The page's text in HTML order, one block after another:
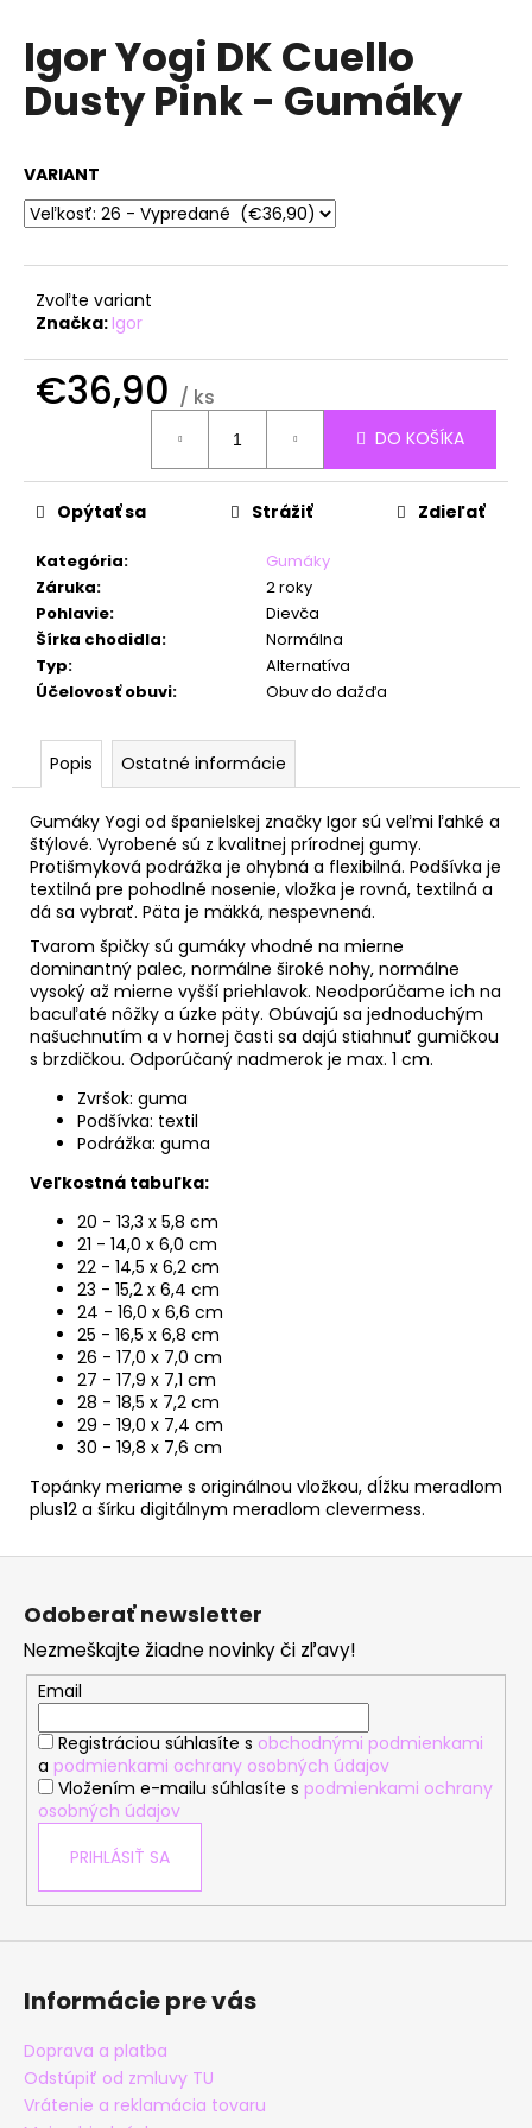
Igor Yogi DK Cuello
Dusty Pink - Gumáky
VARIANT
Zvoľte variant
Značka:Igor
€36,90 / ks
DO KOŠÍKA
Kategória:
Gumáky
Záruka:
2 roky
Pohlavie:
Dievča
Šírka chodidla:
Normálna
Typ:
Alternatíva
Účelovosť obuvi: Obuv do dažďa
Opýtať sa Strážiť Zdieľať
Popis Ostatné informácie
Gumáky Yogi od španielskej značky Igor sú veľmi ľahké a
štýlové. Vyrobené sú z kvalitnej prírodnej gumy.
Protišmyková podrážka je ohybná a flexibilná. Podšívka je
textilná pre pohodlné nosenie, vložka je rovná, textilná a
dá sa vybrať. Päta je mäkká, nespevnená.
Tvarom špičky sú gumáky vhodné na mierne
dominantný palec, normálne široké nohy, normálne
vysoký až mierne vyšší priehlavok. Neodporúčame ich na
bacuľaté nôžky a úzke päty. Obúvajú sa jednoduchým
našuchnutím a v hornej časti sa dajú stiahnuť gumičkou
s brzdičkou. Odporúčaný nadmerok je max. 1 cm.
Zvršok: guma
Podšívka: textil
Podrážka: guma
Veľkostná tabuľka:
20 - 13,3 x 5,8 cm
21 - 14,0 x 6,0 cm
22 - 14,5 x 6,2 cm
23 - 15,2 x 6,4 cm
24 - 16,0 x 6,6 cm
25 - 16,5 x 6,8 cm
26 - 17,0 x 7,0 cm
27 - 17,9 x 7,1 cm
28 - 18,5 x 7,2 cm
29 - 19,0 x 7,4 cm
30 - 19,8 x 7,6 cm
Topánky meriame s originálnou vložkou, dĺžku meradlom
plus12 a šírku digitálnym meradlom clevermess.
j
s
ť
O
d
r
ú
a
m
e
Z
Odoberať newsletter
Nezmeškajte žiadne novinky či zľavy!
Email
Registráciou súhlasíte s obchodnými podmienkami
a podmienkami ochrany osobných údajov
Vložením e-mailu súhlasíte s podmienkami ochrany
osobných údajov
PRIHLÁSIŤ SA
Informácie pre vás
Doprava a platba
Odstúpiť od zmluvy TU
Vrátenie a reklamácia tovaru